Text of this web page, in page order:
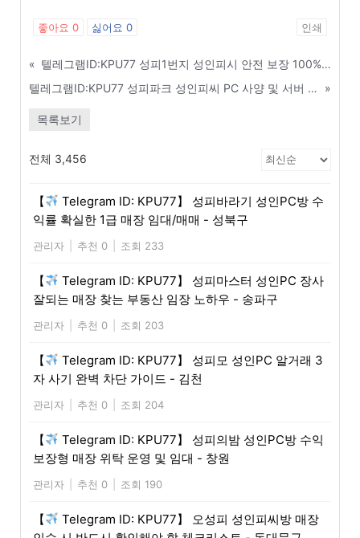
좋아요 0 싫어요 0 인쇄
«
텔레그램ID:KPU77 성피1번지 성인피시 안전 보장 100% 알거래 중개소 리스트 - 의정부
텔레그램ID:KPU77 성피파크 성인피씨 PC 사양 및 서버 구축 최저가 견적 공유 - 나주
»
목록보기
전체 3,456
【
Telegram ID: KPU77】 성피바라기 성인PC방 수
익률 확실한 1급 매장 임대/매매 - 성북구
관리자 추천 0 조회 233
【
Telegram ID: KPU77】 성피마스터 성인PC 장사
잘되는 매장 찾는 부동산 임장 노하우 - 송파구
관리자 추천 0 조회 203
【
Telegram ID: KPU77】 성피모 성인PC 알거래 3
자 사기 완벽 차단 가이드 - 김천
관리자 추천 0 조회 204
【
Telegram ID: KPU77】 성피의밤 성인PC방 수익
보장형 매장 위탁 운영 및 임대 - 창원
관리자 추천 0 조회 190
【
Telegram ID: KPU77】 오성피 성인피씨방 매장